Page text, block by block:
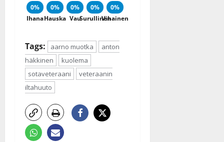
0%
Ihana
0%
Hauska
0%
Vau
0%
Surullinen
0%
Vihainen
Tags: aarno muotka
anton
häkkinen
kuolema
sotaveteraani
veteraanin
iltahuuto